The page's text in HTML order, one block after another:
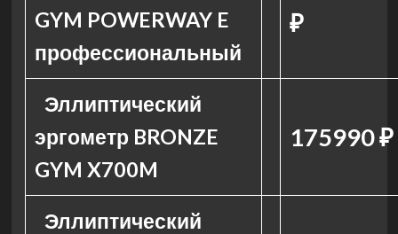
GYM POWERWAY E
профессиональный
₽
Эллиптический
эргометр BRONZE
GYM X700M
175990 ₽
Эллиптический